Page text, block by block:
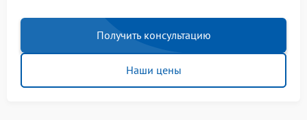
Получить консультацию
Наши цены